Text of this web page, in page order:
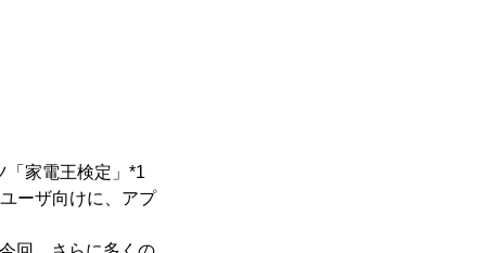
家電王検定」*1
ーザ向けに、アプ